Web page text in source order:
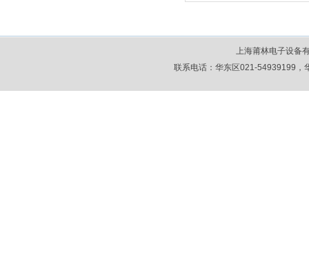
上海莆林电子设
联系电话：华东区021-54939199